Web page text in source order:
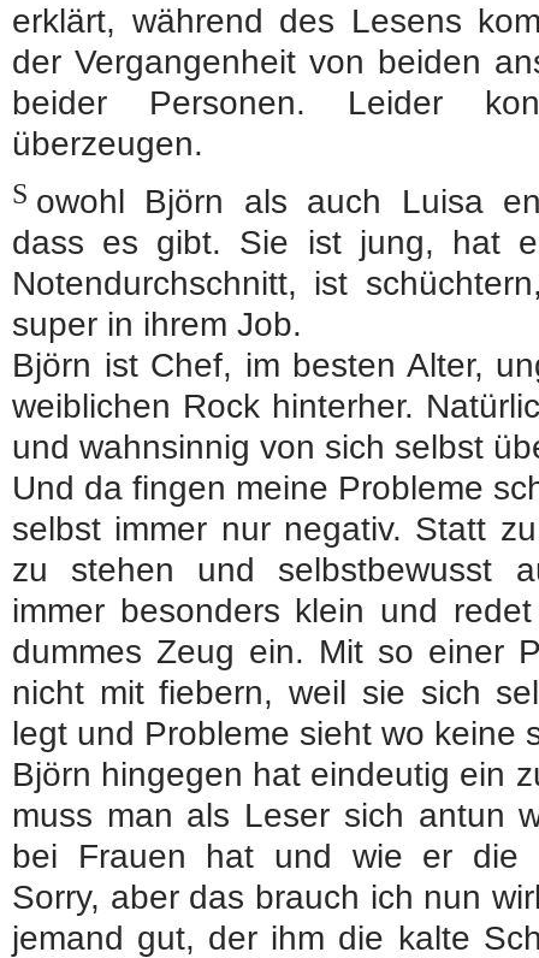
erklärt, während des Lesens
der Vergangenheit von beiden
beider Personen. Leider
überzeugen.
S owohl Björn als auch Luisa
dass es gibt. Sie ist jung, hat
Notendurchschnitt, ist
super in ihrem Job.
Björn ist Chef, im besten Alter,
weiblichen Rock hinterher.
und wahnsinnig von sich selbst
Und da fingen meine Probleme
selbst immer nur negativ. Statt
zu stehen und selbstbewusst
immer besonders klein und
dummes Zeug ein. Mit so einer
nicht mit fiebern, weil sie sich
legt und Probleme sieht wo keine
Björn hingegen hat eindeutig ein
muss man als Leser sich antun
bei Frauen hat und wie er die
Sorry, aber das brauch ich nun
jemand gut, der ihm die kalte